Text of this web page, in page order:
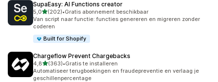
SupaEasy: AI Functions creator
5,0van 5 sterren
(202)
202 recensies in totaal
•Gratis abonnement beschikbaar
Van script naar functie: functies genereren en migreren zonder
coderen
Built for Shopify
Chargeflow Prevent Chargebacks
4,8van 5 sterren
(363)
363 recensies in totaal
•Gratis te installeren
Automatiseer terugboekingen en fraudepreventie en verlaag je
geschillenpercentage